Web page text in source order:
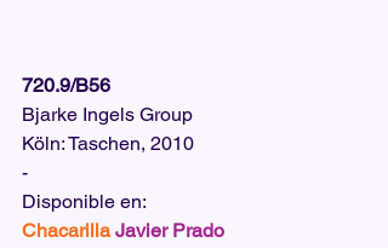
720.9/B56
Bjarke Ingels Group
Köln: Taschen, 2010
-
Disponible en:
Chacarilla Javier Prado